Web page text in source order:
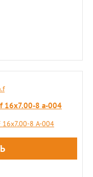
16х7.00-8 a-004
8 A-004